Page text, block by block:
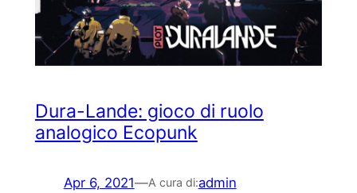
Dura-Lande: gioco di ruolo
analogico Ecopunk
Apr 6, 2021—A cura di:admin